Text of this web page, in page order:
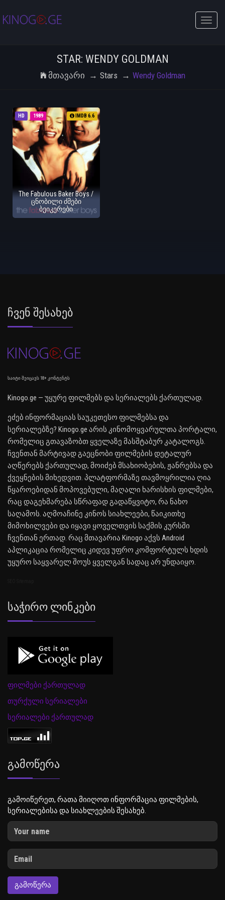
Toggle
STAR: WENDY GOLDMAN
Მთავარი Stars Wendy Goldman
HD 1989 IMDB 6.6
The Fabulous Baker Boys /
ცნობილი ძმები
ბეიკერები
Ჩვენ Შესახებ
საიტი შეიცავს 18+ კონტენტს
Kinogo.ge — უყურე ფილმებს და სერიალებს ქართულად.
ეძებ ინფორმაციას საუკეთესო ფილმებსა და
სერიალებზე? Kinogo.ge არის კინომოყვარულთა პორტალი,
რომელიც გთავაზობთ ყველაზე მასშტაბურ კატალოგს.
ჩვენთან მარტივად გაეცნობი ფილმების დეტალურ
აღწერებს ქართულად, მოიძებ მსახიობების, ჟანრებსა და
ქვეყნების მიხედვით. პლატფორმაზე თავმოყრილია ღია
წყაროებიდან მოპოვებული, მაღალი ხარისხის ფილმები,
რაც დაგეხმარება სწრაფად გადაწყვიტო, რა ნახო
საღამოს. აღმოაჩინე კინოს სიახლეები, წაიკითხე
მიმოხილვები და იყავი ყოველთვის საქმის კურსში
ჩვენთან ერთად. რაც მთავარია Kinogo აქვს Android
აპლიკაცია რომელიც კიდევ უფრო კომფორტულს ხდის
უყურო საყვარელ შოუს ყველგან სადაც არ უნდაიყო.
Საჭირო Ლინკები
ფილმები ქართულად
თურქული სერიალები
სერიალები ქართულად
Გამოწერა
გამოიწერეთ, რათა მიიღოთ ინფორმაცია ფილმების,
სერიალებისა და სიახლეების შესახებ.
ᲒᲐᲛᲝᲬᲔᲠᲐ